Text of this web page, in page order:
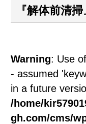
よくあるご質問
お問い合わせ
『解体前清
Warning: Use
- assumed
in a future
/home/
gh.com/cms/